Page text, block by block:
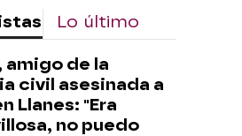
Lo último
amigo de la
civil asesinada a
Llanes: "Era
no puedo